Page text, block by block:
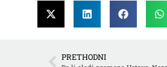
PRETHODNI